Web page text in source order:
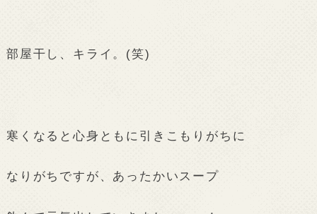
部屋干し、キライ。(笑)
寒くなると心身ともに引きこもりがちに
なりがちですが、あったかいスープ